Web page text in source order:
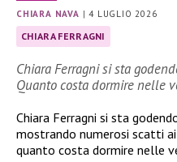
CHIARA NAVA |4 LUGLIO 2026
CHIARA FERRAGNI
Chiara Ferragni si sta
Quanto costa dormire nelle
Chiara Ferragni si sta
mostrando numerosi scatti
quanto costa dormire nelle